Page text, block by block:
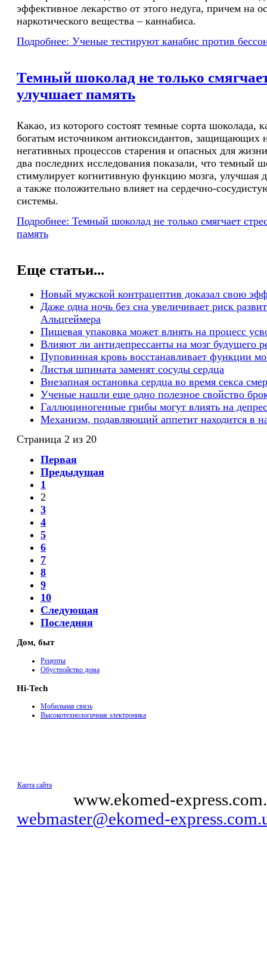
эффективное лекарство от этого недуга, причем на
наркотического вещества – каннабиса.
Подробнее: Ученые тестируют канабис против
Темный шоколад не только
улучшает память
Какао, из которого состоят темные сорта шоколада,
богатым источником антиоксидантов, защищающих
негативных процессов старения и опасных для
два последних исследования показали, что темный
стимулирует когнитивную функцию мозга, улучшая
а также положительно влияет на сердечно-
системы.
Подробнее: Темный шоколад не только смягчает
память
Еще статьи...
Новый мужской контрацептив доказал свою
Даже одна ночь без сна увеличивает риск
Альцгеймера
Пищевая упаковка может влиять на процесс
Влияют ли антидепрессанты на мозг будущего
Пуповинная кровь восстанавливает функции
Листья шпината заменят сосуды сердца
Внезапная остановка сердца во время секса
Ученые нашли еще одно полезное свойство
Галлюциногенные грибы могут влиять на
Механизм, подавляющий аппетит находится в
Страница 2 из 20
Первая
Предыдущая
1
2
3
4
5
6
7
8
9
10
Следующая
Последняя
Дом, быт
Рецепты
Обустройство дома
Hi-Tech
Мобильная связь
Высокотехнологичная электроника
Карта сайта
www.ekomed-
webmaster@ekomed-